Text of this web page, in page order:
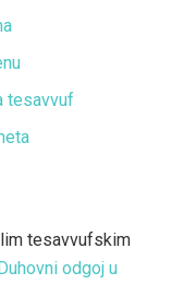
tesavvuf
tesavvufskim
odgoj u